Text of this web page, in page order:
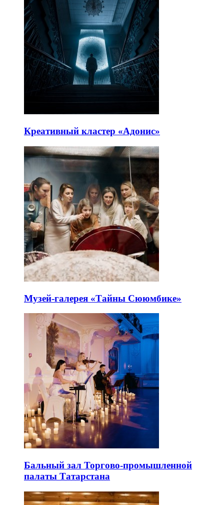
Креативный кластер «Адонис»
Музей-галерея «Тайны Сююмбике»
Бальный зал Торгово-промышленной
палаты Татарстана